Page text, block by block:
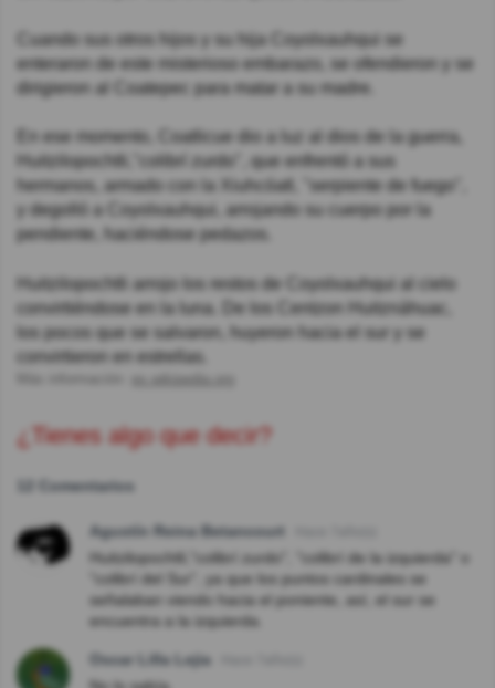
Cuando sus otros hijos y su hija Coyolxauhqui se
enteraron de este misterioso embarazo, se ofendieron y se
dirigieron al Coatepec para matar a su madre.
En ese momento, Coatlicue dio a luz al dios de la guerra,
Huitzilopochtli,"colibrí zurdo", que enfrentó a sus
hermanos, armado con la Xiuhcóatl, "serpiente de fuego",
y degolló a Coyolxauhqui, arrojando su cuerpo por la
pendiente, haciéndose pedazos.
Huitzilopochtli arrojo los restos de Coyolxauhqui al cielo
convirtiéndose en la luna. De los Centzon Huitznáhuac,
los pocos que se salvaron, huyeron hacia el sur y se
convirtieron en estrellas.
es.wikipedia.org
¿Tienes algo que decir?
12 Comentarios
Agustín Reina Betancourt
Huitzilopochtli,"colibrí zurdo", "colibrí de la izquierda" o
"colibrí del Sur", ya que los puntos cardinales se
señalaban viendo hacia el poniente, así, el sur se
encuentra a la izquierda.
Oscar Lilla Lejia